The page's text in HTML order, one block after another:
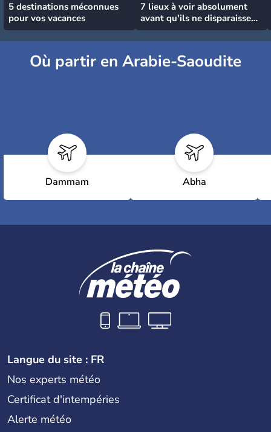
5 destinations méconnues
pour vos vacances
7 lieux à voir absolument
avant qu'ils ne disparaissent
!
Où partir en Arabie-Saoudite
Dammam Abha
Langue du site : FR
Nos experts météo
Certificat d'intempéries
Alerte météo